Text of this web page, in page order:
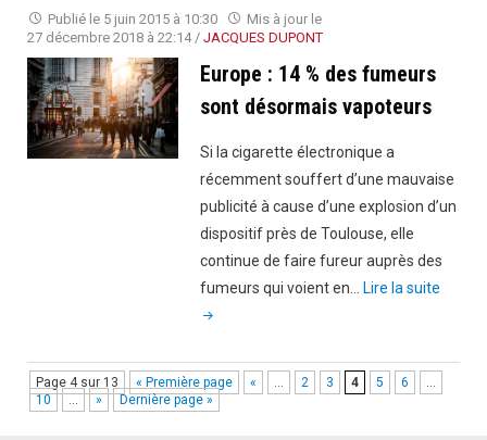
chicha
électronique"
Publié le 5 juin 2015 à 10:30
Mis à jour le
27 décembre 2018 à 22:14 / JACQUES DUPONT
Europe : 14 % des fumeurs
sont désormais vapoteurs
Si la cigarette électronique a
récemment souffert d’une mauvaise
publicité à cause d’une explosion d’un
dispositif près de Toulouse, elle
continue de faire fureur auprès des
fumeurs qui voient en…
Lire la suite
%
des
Page 4 sur 13 « Première page « … 2 3 4 5 6
…
10
… » Dernière page »